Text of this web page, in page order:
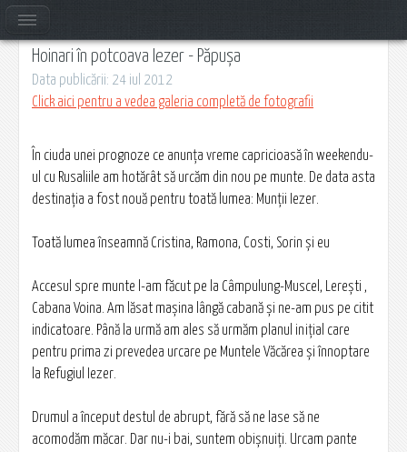
Hoinari în potcoava Iezer - Păpușa
Data publicării: 24 iul 2012
Click aici pentru a vedea galeria completă de fotografii
În ciuda unei prognoze ce anunţa vreme capricioasă în weekendu-
ul cu Rusaliile am hotărât să urcăm din nou pe munte. De data asta
destinaţia a fost nouă pentru toată lumea: Munţii Iezer.
Toată lumea înseamnă Cristina, Ramona, Costi, Sorin şi eu
Accesul spre munte l-am făcut pe la Câmpulung-Muscel, Lereşti ,
Cabana Voina. Am lăsat maşina lângă cabană şi ne-am pus pe citit
indicatoare. Până la urmă am ales să urmăm planul iniţial care
pentru prima zi prevedea urcare pe Muntele Văcărea şi înnoptare
la Refugiul Iezer.
Drumul a început destul de abrupt, fără să ne lase să ne
acomodăm măcar. Dar nu-i bai, suntem obişnuiţi. Urcam pante